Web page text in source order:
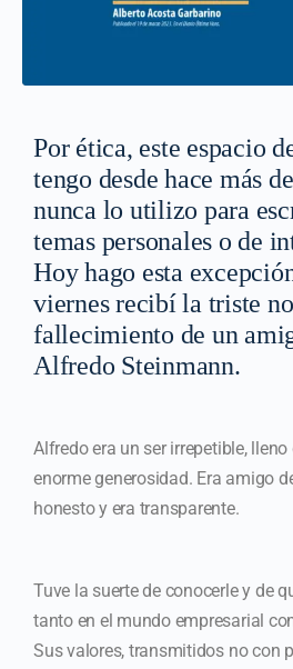
Por ética, este espacio
tengo desde hace más
nunca lo utilizo para
temas personales o de
Hoy hago esta
viernes recibí la triste
fallecimiento de un
Alfredo Steinmann.
Alfredo era un ser irrepetible,
enorme generosidad. Era amigo
honesto y era transparente.
Tuve la suerte de conocerle y de
tanto en el mundo empresarial
Sus valores, transmitidos no con